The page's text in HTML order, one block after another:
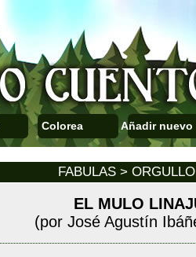
Colorea Añadir nuevo
FABULAS >
EL MULO
(por José Agustín